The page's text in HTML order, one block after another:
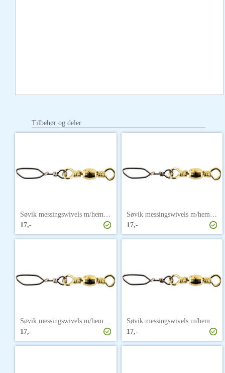
Tilbehør og deler
Søvik messingswivels m/hempe str. 1
17,-
Søvik messingswivels m/hempe str. 1/0
17,-
Søvik messingswivels m/hempe str. 10
17,-
Søvik messingswivels m/hempe str. 12
17,-